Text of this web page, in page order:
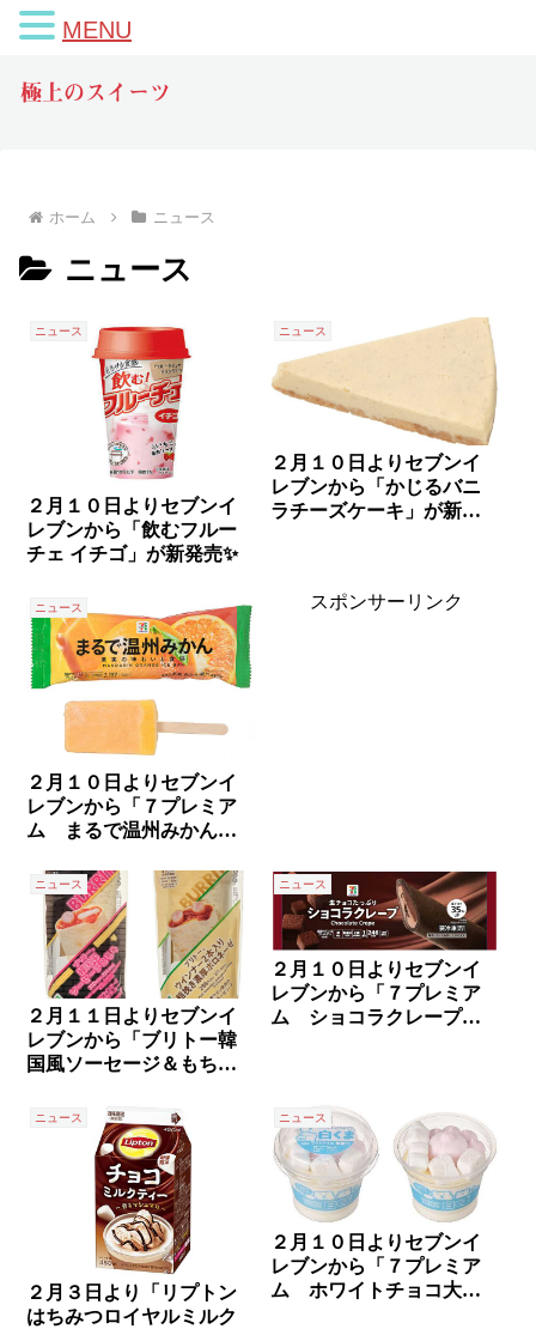
極上のスイーツ
ホーム ニュース
ニュース
ニュース
２月１０日よりセブンイ
レブンから「飲むフルー
チェ イチゴ」が新発売✨
ニュース
２月１０日よりセブンイ
レブンから「かじるバニ
ラチーズケーキ」が新発
ニュース
２月１０日よりセブンイ
レブンから「７プレミア
ム まるで温州みかん」
スポンサーリンク
ニュース
２月１１日よりセブンイ
レブンから「ブリトー韓
国風ソーセージ＆もち／
きボロネーゼ」が新発売✨
ニュース
２月１０日よりセブンイ
レブンから「７プレミア
ム ショコラクレープ」
ニュース
２月３日より「リプトン
はちみつロイヤルミルク
ニュース
２月１０日よりセブンイ
レブンから「７プレミア
ム ホワイトチョコ大好
MENU